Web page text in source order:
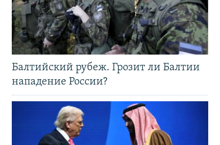
Балтийский рубеж. Грозит ли Балтии
нападение России?